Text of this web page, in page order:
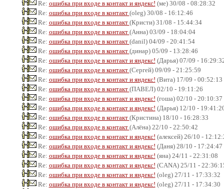
Re: ошибка при входе в контакт и яндекс! (ме) 30/08 - 08:28:32
Re: ошибка при входе в контакт (oleg) 30/08 - 16:12:46
Re: ошибка при входе в контакт (Кристи) 31/08 - 15:44:34
Re: ошибка при входе в контакт (Анна) 03/09 - 18:04:04
Re: ошибка при входе в контакт (danil) 04/09 - 20:41:54
Re: ошибка при входе в контакт (динар) 05/09 - 13:28:46
Re: ошибка при входе в контакт и яндекс! (Дарья) 07/09 -
Re: ошибка при входе в контакт (Сергей) 09/09 - 21:25:59
Re: ошибка при входе в контакт и яндекс! (Вита) 17/09 - 00:52:13
Re: ошибка при входе в контакт (ПАВЕЛ) 02/10 - 19:11:26
Re: ошибка при входе в контакт и яндекс! (гоша) 02/10 - 20:10:37
Re: ошибка при входе в контакт и яндекс! (Дарья) 12/10 -
Re: ошибка при входе в контакт (Кристина) 18/10 - 16:28:33
Re: ошибка при входе в контакт (Алёна) 22/10 - 22:50:42
Re: ошибка при входе в контакт и яндекс! (алексей) 26/10 -
Re: ошибка при входе в контакт и яндекс! (Даня) 28/10 - 17:24:47
Re: ошибка при входе в контакт и яндекс! (яна) 24/11 - 22:31:08
Re: ошибка при входе в контакт и яндекс! (CANA) 25/11 -
Re: ошибка при входе в контакт и яндекс! (oleg) 27/11 - 17:33:32
Re: ошибка при входе в контакт и яндекс! (oleg) 27/11 - 17:34:30